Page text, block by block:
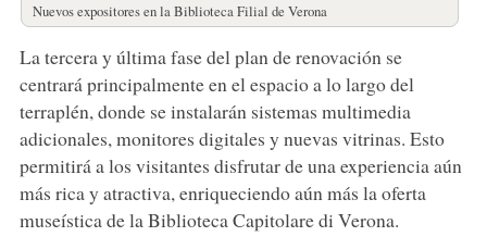
Nuevos expositores en la Biblioteca Filial de Verona
La tercera y última fase del plan de renovación se
centrará principalmente en el espacio a lo largo del
terraplén, donde se instalarán sistemas multimedia
adicionales, monitores digitales y nuevas vitrinas. Esto
permitirá a los visitantes disfrutar de una experiencia aún
más rica y atractiva, enriqueciendo aún más la oferta
museística de la Biblioteca Capitolare di Verona.